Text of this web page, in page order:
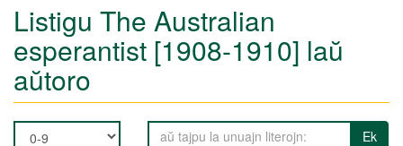
Listigu The Australian
esperantist [1908-1910] laŭ
aŭtoro
Ek